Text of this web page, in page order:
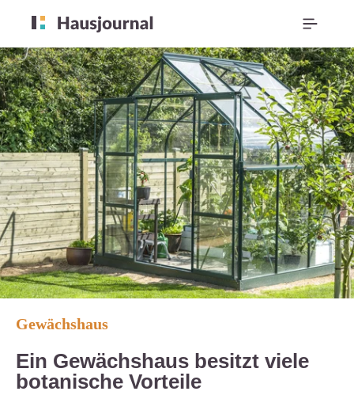
Gewächshaus
Ein Gewächshaus besitzt viele
botanische Vorteile